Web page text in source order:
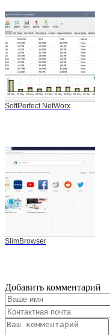
SoftPerfect NetWorx
SlimBrowser
Добавить комментарий